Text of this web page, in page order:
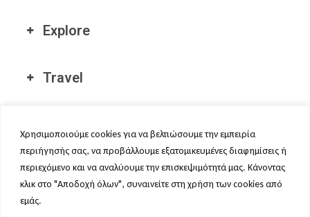
Χρησιμοποιούμε cookies για να βελτιώσουμε την εμπειρία
περιήγησής σας, να προβάλλουμε εξατομικευμένες διαφημίσεις ή
περιεχόμενο και να αναλύουμε την επισκεψιμότητά μας. Κάνοντας
κλικ στο "Αποδοχή όλων", συναινείτε στη χρήση των cookies από
εμάς.
Explore
Travel